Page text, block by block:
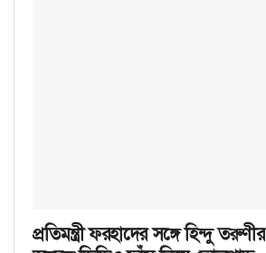
প্রতিমন্ত্রী ফরহাদের সঙ্গে হিন্দু তরুণীর